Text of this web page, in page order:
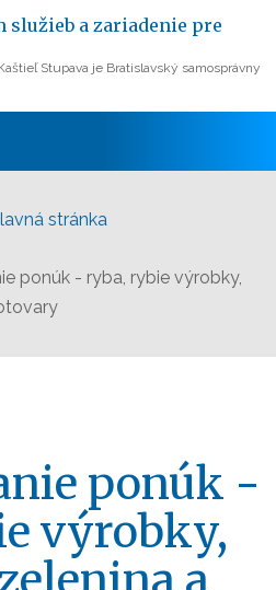
služieb a zariadenie pre
Stupava je Bratislavský samosprávny
stránka
ponúk - ryba, rybie výrobky,
ponúk -
výrobky,